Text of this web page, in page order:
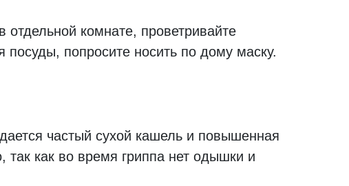
отдельной комнате, проветривайте
попросите носить по дому маску.
частый сухой кашель и повышенная
так как во время гриппа нет одышки и